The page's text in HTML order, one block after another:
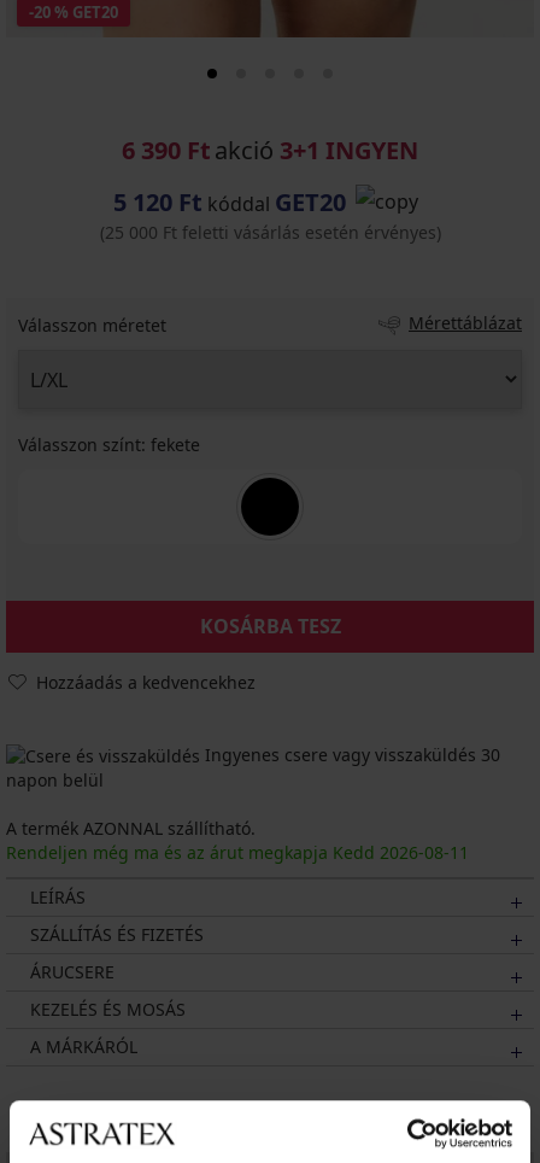
-20 % GET20
6 390 Ftakció 3+1 INGYEN
5 120 Ft kóddal GET20
(25 000 Ft feletti vásárlás esetén érvényes)
Válasszon méretet Mérettáblázat
Válasszon színt: fekete
KOSÁRBA TESZ
Hozzáadás a kedvencekhez
Ingyenes csere vagy visszaküldés 30
napon belül
A termék AZONNAL szállítható.
Rendeljen még ma és az árut megkapja Kedd 2026-08-11
LEÍRÁS
SZÁLLÍTÁS ÉS FIZETÉS
ÁRUCSERE
KEZELÉS ÉS MOSÁS
A MÁRKÁRÓL
Talán tetszeni fog